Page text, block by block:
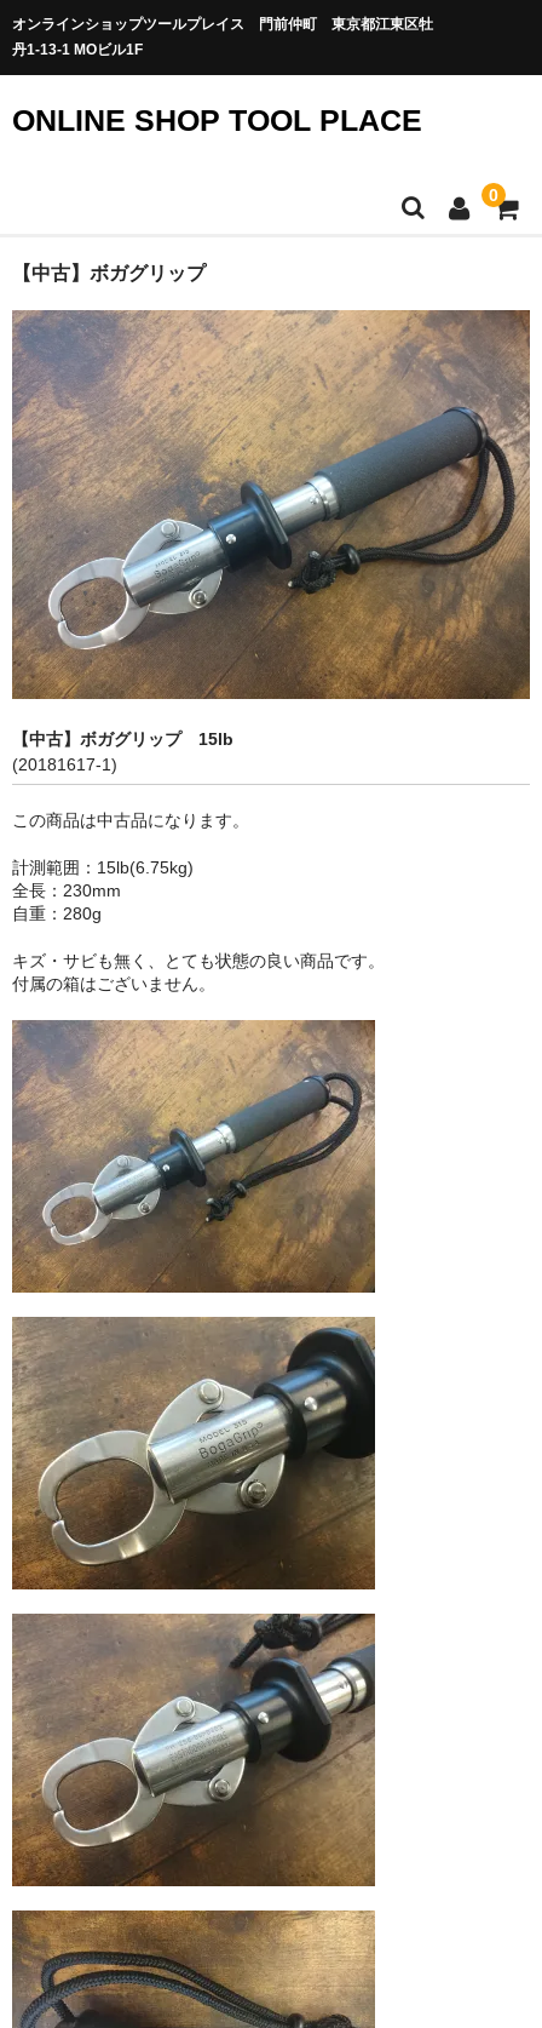
オンラインショップツールプレイス 門前仲町 東京都江東区牡
丹1-13-1 MOビル1F
ONLINE SHOP TOOL PLACE
0
【中古】ボガグリップ
【中古】ボガグリップ 15lb
(20181617-1)
この商品は中古品になります。
計測範囲：15lb(6.75kg)
全長：230mm
自重：280g
キズ・サビも無く、とても状態の良い商品です。
付属の箱はございません。